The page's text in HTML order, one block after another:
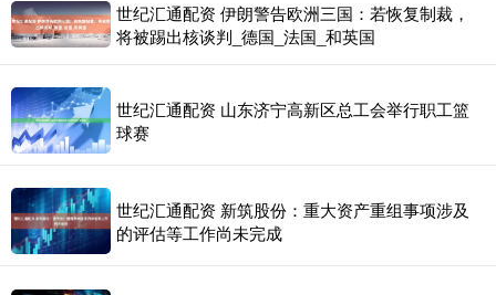
世纪汇通配资 伊朗警告欧洲三国：若恢复制裁，
将被踢出核谈判_德国_法国_和英国
世纪汇通配资 山东济宁高新区总工会举行职工篮
球赛
世纪汇通配资 新筑股份：重大资产重组事项涉及
的评估等工作尚未完成